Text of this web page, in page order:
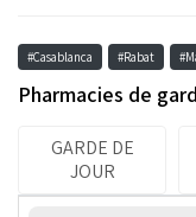
#Casablanca #Rabat
Pharmacies de
GARDE DE
JOUR